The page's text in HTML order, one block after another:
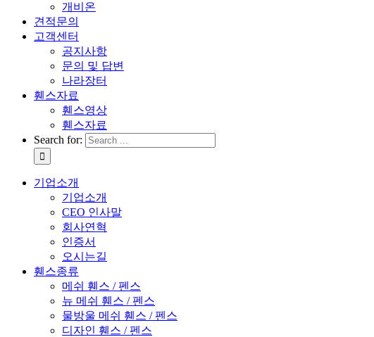
개비온
견적문의
고객센터
공지사항
문의 및 답변
나라장터
휀스자료
휀스영상
휀스자료
Search for:
기업소개
기업소개
CEO 인사말
회사연혁
인증서
오시는길
휀스종류
메쉬 휀스 / 펜스
뉴 메쉬 휀스 / 펜스
물방울 메쉬 휀스 / 펜스
디자인 휀스 / 펜스